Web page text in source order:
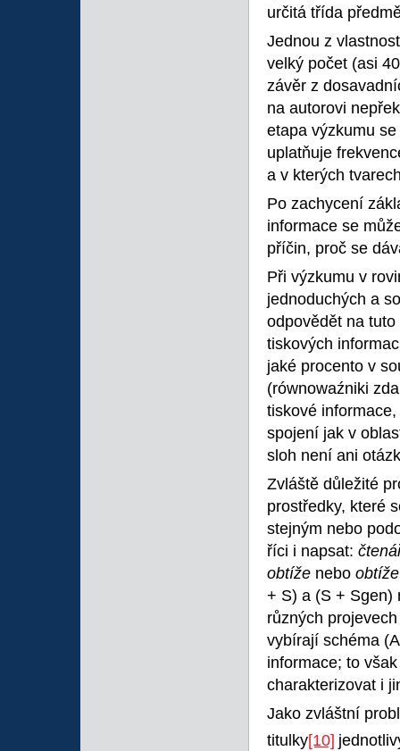
určitá třída
Jednou z
velký počet (asi
závěr z
na autorovi
etapa výzkumu
uplatňuje
a v kterých
Po zachycení
informace se
příčin, proč se
Při výzkumu v
jednoduchých a
odpovědět na
tiskových
jaké procento v
(równowaźniki
tiskové
spojení jak v
sloh není ani
Zvláště důležité
prostředky, které
stejným nebo
říci i napsat:
obtíže nebo
+ S) a (S + Sgen)
různých
vybírají schéma
informace; to
charakterizovat i
Jako zvláštní
titulky[10]